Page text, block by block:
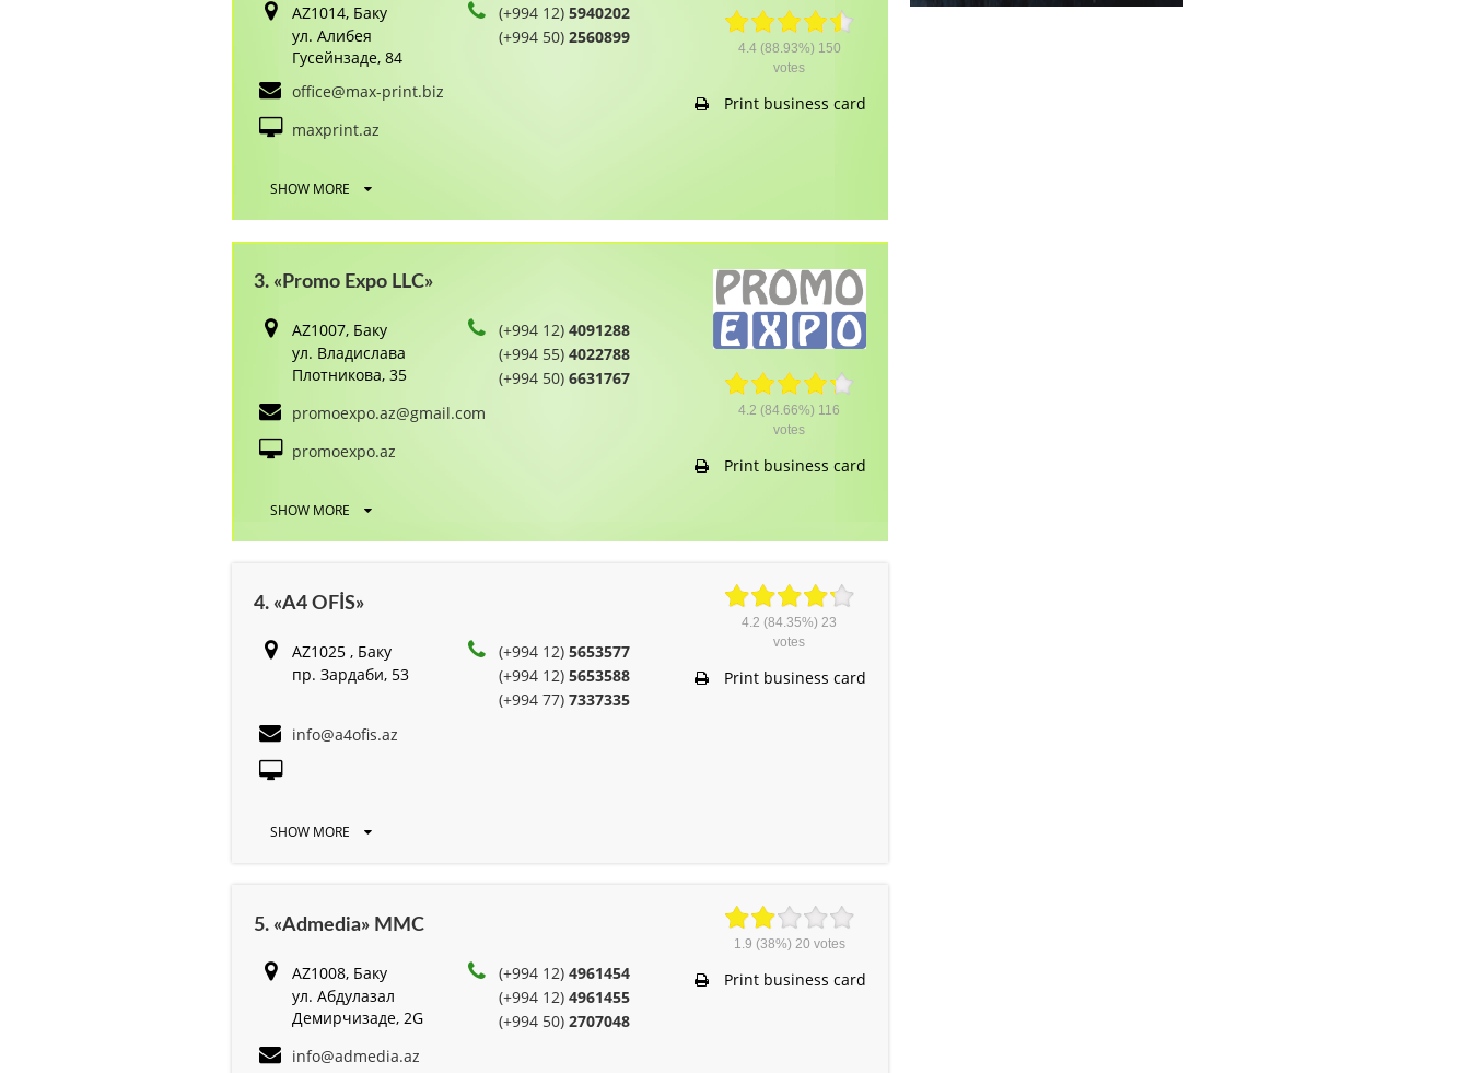
AZ1014, Баку
ул. Алибея
Гусейнзаде, 84
(+994 12)5940202
(+994 50)2560899
office@max-print.biz
maxprint.az
SHOW MORE
4.4(88.93%) 150
votes
Print business card
3. «Promo Expo LLC»
AZ1007, Баку
ул. Владислава
Плотникова, 35
(+994 12)4091288
(+994 55)4022788
(+994 50)6631767
promoexpo.az@gmail.com
promoexpo.az
SHOW MORE
4.2 (84.66%) 116
votes
Print business card
4. «A4 OFİS»
AZ1025 , Баку
пр. Зардаби, 53
(+994 12)5653577
(+994 12)5653588
(+994 77)7337335
info@a4ofis.az
SHOW MORE
4.2 (84.35%) 23
votes
Print business card
5. «Admedia» MMC
AZ1008, Баку
ул. Абдулазал
Демирчизаде, 2G
(+994 12)4961454
(+994 12)4961455
(+994 50)2707048
info@admedia.az
1.9 (38%) 20 votes
Print business card